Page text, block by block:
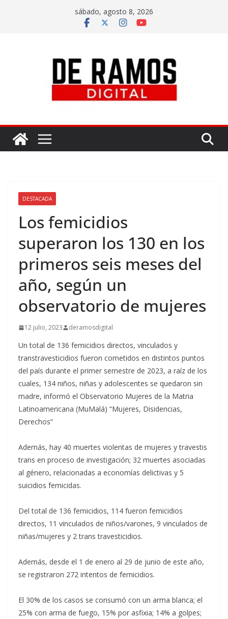
sábado, agosto 8, 2026
DESTACADA
Los femicidios
superaron los 130 en los
primeros seis meses del
año, según un
observatorio de mujeres
12 julio, 2023 deramosdigital
Un total de 136 femicidios directos, vinculados y
transtravesticidios fueron cometidos en distintos puntos
del país durante el primer semestre de 2023, a raíz de los
cuales, 134 niños, niñas y adolescentes se quedaron sin
madre, informó el Observatorio Mujeres de la Matria
Latinoamericana (MuMalá) “Mujeres, Disidencias,
Derechos”
Además, hay 40 muertes violentas de mujeres y travestis
trans en proceso de investigación; 32 muertes asociadas
al género, relacionadas a economías delictivas y 5
suicidios femicidas.
Del total de 136 femicidios, 114 fueron femicidios
directos, 11 vinculados de niños/varones, 9 vinculados de
niñas/mujeres y 2 trans travesticidios.
Además, desde el 1 de enero al 29 de junio de este año,
se registraron 272 intentos de femicidios.
El 30% de los casos se consumó con un arma blanca; el
25% con arma de fuego, 15% por asfixia; 14% a golpes;